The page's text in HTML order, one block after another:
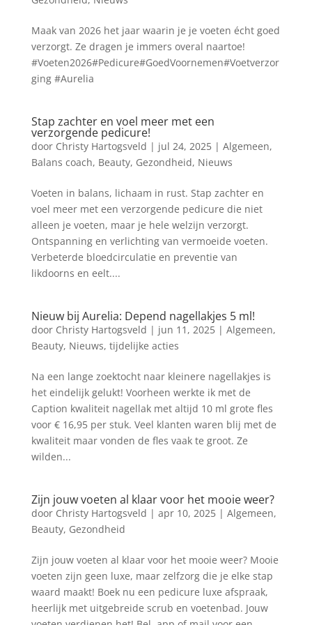
Maak van 2026 het jaar waarin je je voeten écht goed
verzorgt. Ze dragen je immers overal naartoe!
#Voeten2026#Pedicure#GoedVoornemen#Voetverzor
ging #Aurelia
Stap zachter en voel meer met een
verzorgende pedicure!
door Christy Hartogsveld | jul 24, 2025| Algemeen,
Balans coach, Beauty, Gezondheid, Nieuws
Voeten in balans, lichaam in rust. Stap zachter en
voel meer met een verzorgende pedicure die niet
alleen je voeten, maar je hele welzijn verzorgt.
Ontspanning en verlichting van vermoeide voeten.
Verbeterde bloedcirculatie en preventie van
likdoorns en eelt....
Nieuw bij Aurelia: Depend nagellakjes 5 ml!
door Christy Hartogsveld | jun 11, 2025| Algemeen,
Beauty, Nieuws, tijdelijke acties
Na een lange zoektocht naar kleinere nagellakjes is
het eindelijk gelukt! Voorheen werkte ik met de
Caption kwaliteit nagellak met altijd 10 ml grote fles
voor € 16,95 per stuk. Veel klanten waren blij met de
kwaliteit maar vonden de fles vaak te groot. Ze
wilden...
Zijn jouw voeten al klaar voor het mooie weer?
door Christy Hartogsveld | apr 10, 2025| Algemeen,
Beauty, Gezondheid
Zijn jouw voeten al klaar voor het mooie weer? Mooie
voeten zijn geen luxe, maar zelfzorg die je elke stap
waard maakt! Boek nu een pedicure luxe afspraak,
heerlijk met uitgebreide scrub en voetenbad. Jouw